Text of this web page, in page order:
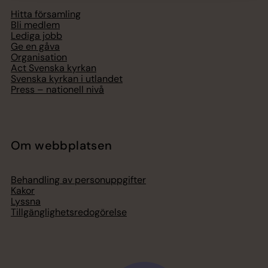
Hitta församling
Bli medlem
Lediga jobb
Ge en gåva
Organisation
Act Svenska kyrkan
Svenska kyrkan i utlandet
Press – nationell nivå
Om webbplatsen
Behandling av personuppgifter
Kakor
Lyssna
Tillgänglighetsredogörelse